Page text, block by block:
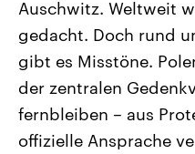
2026
Alle Informationen
Sachsen-Anhalt wählt am 6.
September 2026 einen
Landtag. Seit 2021 wird das
Bundesland von einer
Umfragen, Prognosen,
Wahlprogramme, aktuelle
und Hintergründe zu den
Sendungen
Auschwitz. Weltweit
gedacht. Doch rund
gibt es Misstöne.
der zentralen
fernbleiben – aus
offizielle Ansprache